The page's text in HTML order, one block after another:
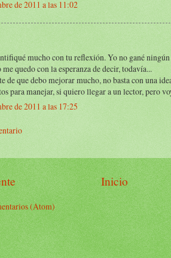
de 2011 a las 11:02
mucho con tu reflexión. Yo no gané
quedo con la esperanza de decir, todavía...
de que debo mejorar mucho, no basta con una
para manejar, si quiero llegar a un lector, pero
de 2011 a las 17:25
Inicio
(Atom)